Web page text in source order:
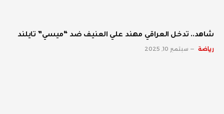
شاهد.. تدخل العراقي مهند علي العنيف ضد “ميسي” تايلند
رياضة سبتمبر 10, 2025